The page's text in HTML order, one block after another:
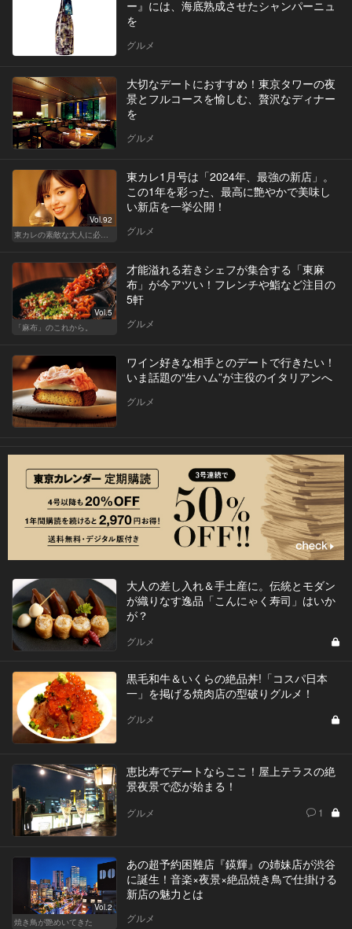
ー』には、海底熟成させたシャンパーニュ
を
グルメ
大切なデートにおすすめ！東京タワーの夜
景とフルコースを愉しむ、贅沢なディナー
を
グルメ
Vol.92
東カレの素敵な大人に必要なこと
東カレ1月号は「2024年、最強の新店」。
この1年を彩った、最高に艶やかで美味し
い新店を一挙公開！
グルメ
Vol.5
「麻布」のこれから。
才能溢れる若きシェフが集合する「東麻
布」が今アツい！フレンチや鮨など注目の
5軒
グルメ
ワイン好きな相手とのデートで行きたい！
いま話題の“生ハム”が主役のイタリアンへ
グルメ
大人の差し入れ＆手土産に。伝統とモダン
が織りなす逸品「こんにゃく寿司」はいか
が？
グルメ
黒毛和牛＆いくらの絶品丼!「コスパ日本
一」を掲げる焼肉店の型破りグルメ！
グルメ
恵比寿でデートならここ！屋上テラスの絶
景夜景で恋が始まる！
グルメ 1
Vol.2
焼き鳥が艶めいてきた
あの超予約困難店『鍈輝』の姉妹店が渋谷
に誕生！音楽×夜景×絶品焼き鳥で仕掛ける
新店の魅力とは
グルメ